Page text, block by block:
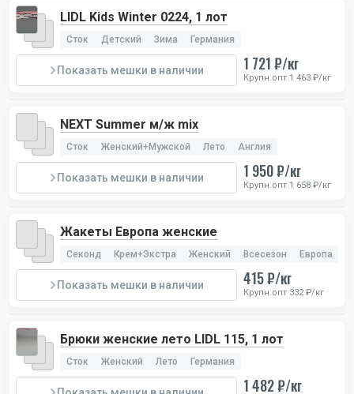
LIDL Kids Winter 0224, 1 лот
Сток Детский Зима Германия
Показать мешки в наличии 1 721 ₽/кг
Крупн.опт 1 463 ₽/кг
NEXT Summer м/ж mix
Сток Женский+Мужской Лето Англия
Показать мешки в наличии 1 950 ₽/кг
Крупн.опт 1 658 ₽/кг
Жакеты Европа женские
Секонд Крем+Экстра Женский Всесезон Европа
Показать мешки в наличии 415 ₽/кг
Крупн.опт 332 ₽/кг
Брюки женские лето LIDL 115, 1 лот
Сток Женский Лето Германия
1 482 ₽/кг